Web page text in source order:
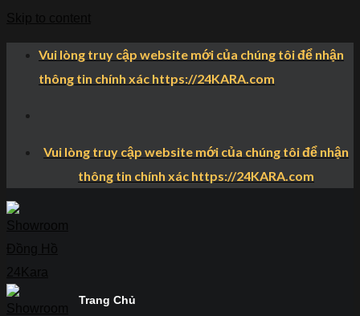
Vui lòng truy cập website mới của chúng tôi để nhận
thông tin chính xác https://24KARA.com
Vui lòng truy cập website mới của chúng tôi để nhận
thông tin chính xác https://24KARA.com
Trang Chủ